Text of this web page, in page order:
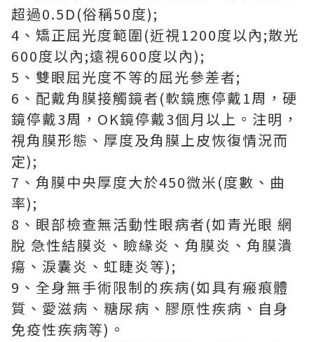
超過0.5D(俗稱50度);
4、矯正屈光度範圍(近視1200度以內;散光
600度以內;遠視600度以內);
5、雙眼屈光度不等的屈光參差者;
6、配戴角膜接觸鏡者(軟鏡應停戴1周，硬
鏡停戴3周，OK鏡停戴3個月以上。注明，
視角膜形態、厚度及角膜上皮恢復情況而
定);
7、角膜中央厚度大於450微米(度數、曲
率);
8、眼部檢查無活動性眼病者(如青光眼 網
脫 急性結膜炎、瞼緣炎、角膜炎、角膜潰
瘍、淚囊炎、虹睫炎等);
9、全身無手術限制的疾病(如具有瘢痕體
質、愛滋病、糖尿病、膠原性疾病、自身
免疫性疾病等)。